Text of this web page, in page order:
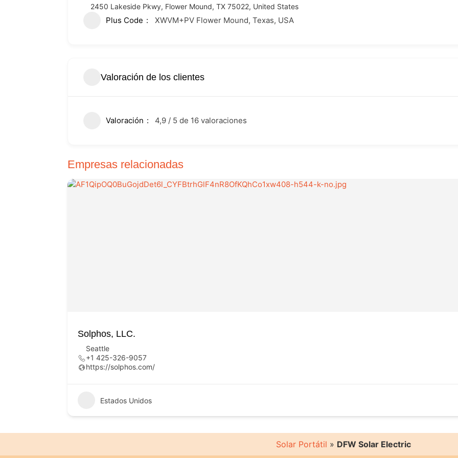
2450 Lakeside Pkwy, Flower Mound, TX 75022, United States
Plus Code XWVM+PV Flower Mound, Texas, USA
Valoración de los clientes
Valoración 4,9 / 5 de 16 valoraciones
Empresas relacionadas
Solphos, LLC.
Seattle
+1 425-326-9057
https://solphos.com/
Estados Unidos
Solar Portátil » DFW Solar Electric